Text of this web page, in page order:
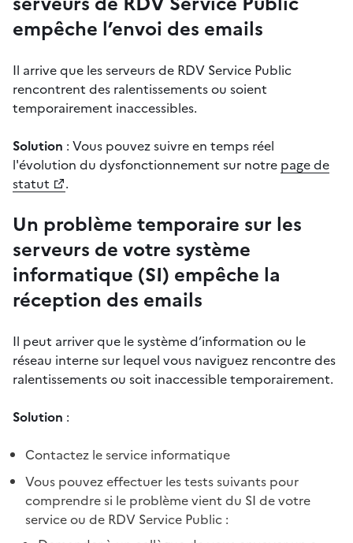
empêche l’envoi des emails
Il arrive que les serveurs de RDV Service Public
rencontrent des ralentissements ou soient
temporairement inaccessibles.
Solution : Vous pouvez suivre en temps réel
l'évolution du dysfonctionnement sur notre page de
statut
.
Un problème temporaire sur les
serveurs de votre système
informatique (SI) empêche la
réception des emails
Il peut arriver que le système d’information ou le
réseau interne sur lequel vous naviguez rencontre des
ralentissements ou soit inaccessible temporairement.
Solution :
Contactez le service informatique
Vous pouvez effectuer les tests suivants pour
comprendre si le problème vient du SI de votre
service ou de RDV Service Public :